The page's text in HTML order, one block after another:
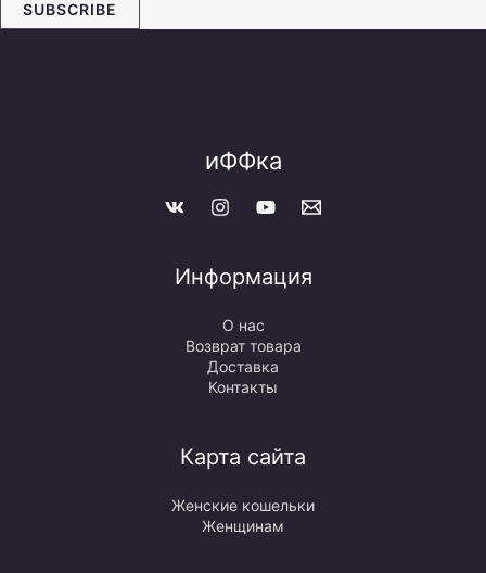
SUBSCRIBE
иФФка
Информация
О нас
Возврат товара
Доставка
Контакты
Карта сайта
Женские кошельки
Женщинам